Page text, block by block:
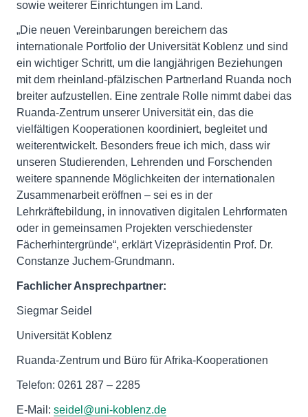
sowie weiterer Einrichtungen im Land.
„Die neuen Vereinbarungen bereichern das
internationale Portfolio der Universität Koblenz und sind
ein wichtiger Schritt, um die langjährigen Beziehungen
mit dem rheinland-pfälzischen Partnerland Ruanda noch
breiter aufzustellen. Eine zentrale Rolle nimmt dabei das
Ruanda-Zentrum unserer Universität ein, das die
vielfältigen Kooperationen koordiniert, begleitet und
weiterentwickelt. Besonders freue ich mich, dass wir
unseren Studierenden, Lehrenden und Forschenden
weitere spannende Möglichkeiten der internationalen
Zusammenarbeit eröffnen – sei es in der
Lehrkräftebildung, in innovativen digitalen Lehrformaten
oder in gemeinsamen Projekten verschiedenster
Fächerhintergründe“, erklärt Vizepräsidentin Prof. Dr.
Constanze Juchem-Grundmann.
Fachlicher Ansprechpartner:
Siegmar Seidel
Universität Koblenz
Ruanda-Zentrum und Büro für Afrika-Kooperationen
Telefon: 0261 287 – 2285
E-Mail: seidel@uni-koblenz.de